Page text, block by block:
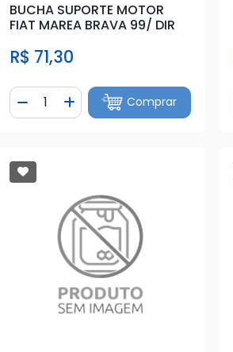
BUCHA SUPORTE MOTOR
FIAT MAREA BRAVA 99/ DIR
R$ 71,30
Diminuir Quantidade
Quantidade
Adicionar Quantidade
Comprar